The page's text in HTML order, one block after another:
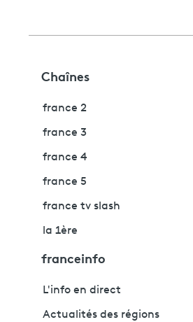
Chaînes
france 2
france 3
france 4
france 5
france tv slash
la 1ère
franceinfo
L'info en direct
Actualités des régions